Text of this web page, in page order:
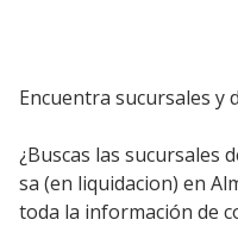
Encuentra sucursales y
¿Buscas las sucursales
sa (en liquidacion) en
toda la información de